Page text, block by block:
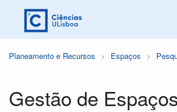
Planeamento e Recursos Espaços
Gestão de Espaços